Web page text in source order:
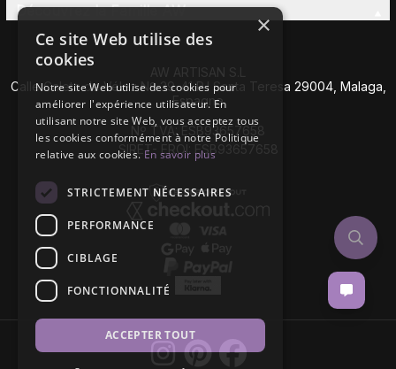
Découvrez la Famille AW
AW ARTISAN S.L
Calle Caleta de Vélez Nº 39-41 P.I Santa Teresa 29004, Malaga,
Espagne
Nº TVA: ESB93657658
SIRET- EROI: ESB93657658
×
Ce site Web utilise des
cookies
Notre site Web utilise des cookies pour
améliorer l'expérience utilisateur. En
utilisant notre site Web, vous acceptez tous
les cookies conformément à notre Politique
relative aux cookies.En savoir plus
STRICTEMENT NÉCESSAIRES
PERFORMANCE
CIBLAGE
FONCTIONNALITÉ
ACCEPTER TOUT